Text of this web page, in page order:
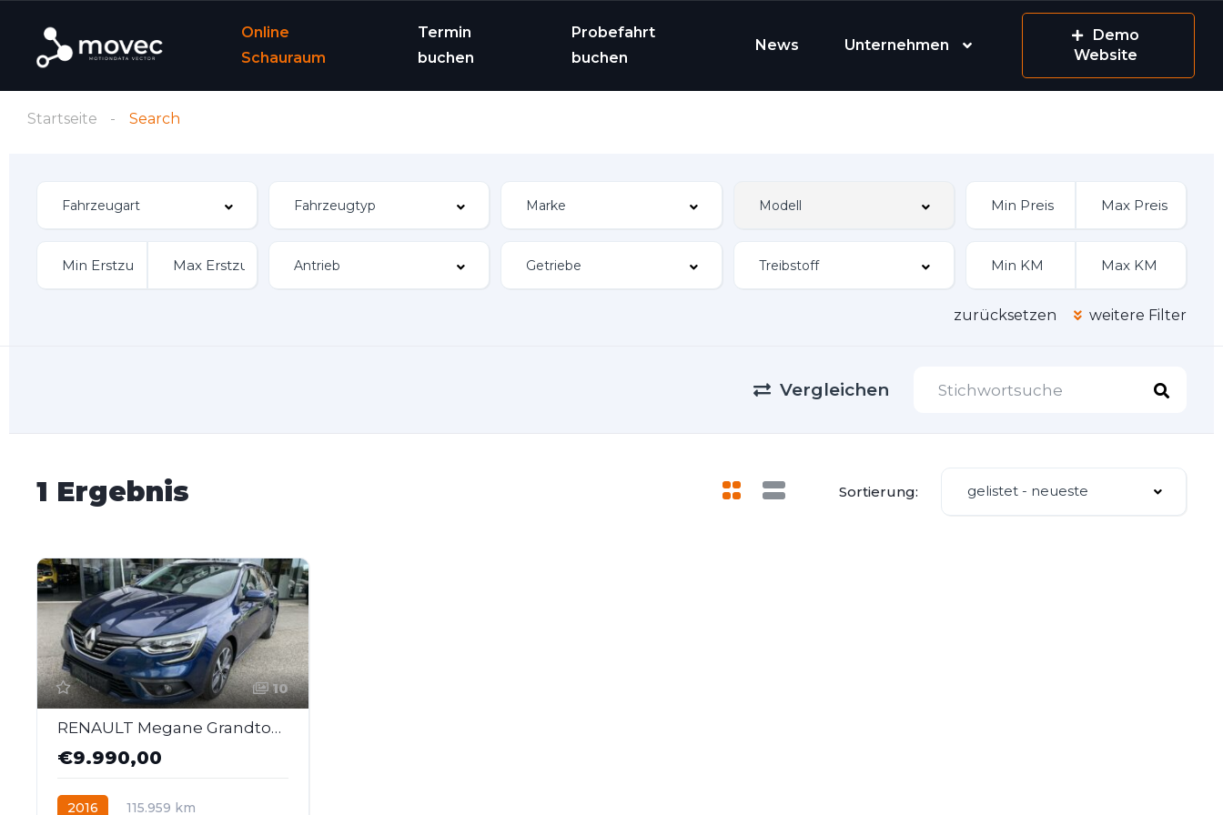
Online
Schauraum
Termin
buchen
Probefahrt
buchen
News Unternehmen
Demo
Website
Startseite Search
zurücksetzen weitere Filter
Vergleichen
1 Ergebnis Sortierung: gelistet - neueste
10
RENAULT Megane Grandtour Bose Energy dCi 110 EDC
€9.990,00
2016 115.959 km